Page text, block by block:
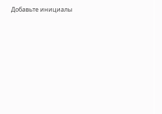
Добавьте инициалы